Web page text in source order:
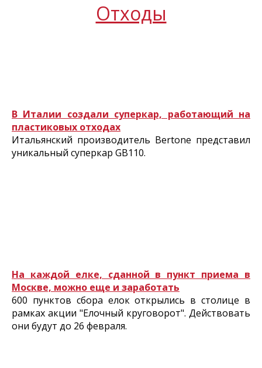
Отходы
В Италии создали суперкар, работающий на
пластиковых отходах
Итальянский производитель Bertone представил
уникальный суперкар GB110.
На каждой елке, сданной в пункт приема в
Москве, можно еще и заработать
600 пунктов сбора елок открылись в столице в
рамках акции "Елочный круговорот". Действовать
они будут до 26 февраля.